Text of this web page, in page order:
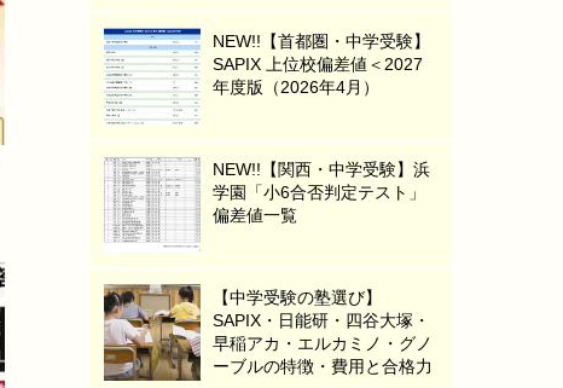
NEW!!【首都圏・中学受験】
SAPIX 上位校偏差値＜2027
年度版（2026年4月）
NEW!!【関西・中学受験】浜
学園「小6合否判定テスト」
偏差値一覧
【中学受験の塾選び】
SAPIX・日能研・四谷大塚・
早稲アカ・エルカミノ・グノ
ーブルの特徴・費用と合格力